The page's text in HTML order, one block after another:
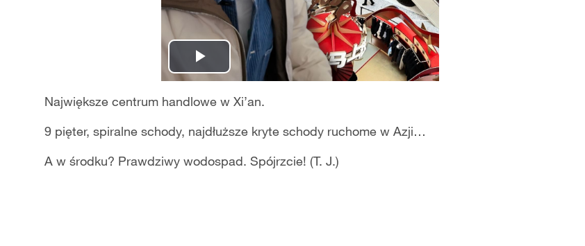
Play
Video
Największe centrum handlowe w Xi’an.
9 pięter, spiralne schody, najdłuższe kryte schody ruchome w Azji…
A w środku? Prawdziwy wodospad. Spójrzcie! (T. J.)